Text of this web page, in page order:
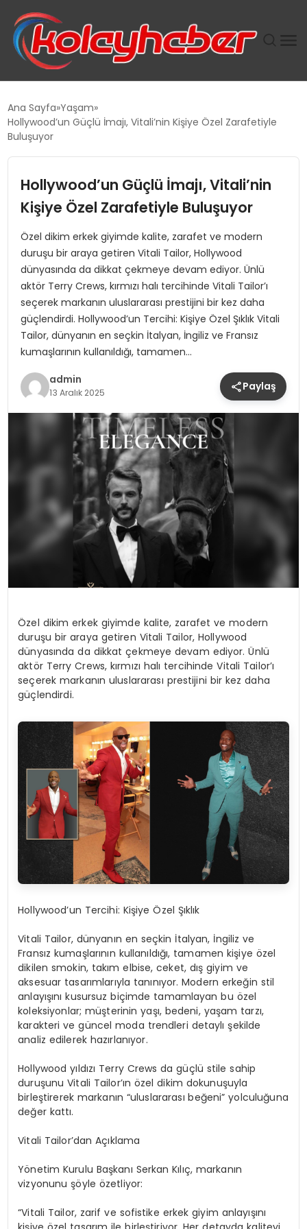
SUWEN’IN İSTIHDAM MODELI EKONOMIDE KADIN
TANYER YAPI ZEMIN MÜHENDISLIĞINDE HEDEF
BÜYÜTTÜ
TOROSLAR’DA PAZAR GERGİNLİĞİ!
Ana Sayfa Yaşam
Hollywood’un Güçlü İmajı, Vitali’nin Kişiye Özel Zarafetiyle
Buluşuyor
Hollywood’un Güçlü İmajı, Vitali’nin
Kişiye Özel Zarafetiyle Buluşuyor
Özel dikim erkek giyimde kalite, zarafet ve modern
duruşu bir araya getiren Vitali Tailor, Hollywood
dünyasında da dikkat çekmeye devam ediyor. Ünlü
aktör Terry Crews, kırmızı halı tercihinde Vitali Tailor’ı
seçerek markanın uluslararası prestijini bir kez daha
güçlendirdi. Hollywood’un Tercihi: Kişiye Özel Şıklık Vitali
Tailor, dünyanın en seçkin İtalyan, İngiliz ve Fransız
kumaşlarının kullanıldığı, tamamen…
admin
13 Aralık 2025 Paylaş
Özel dikim erkek giyimde kalite, zarafet ve modern
duruşu bir araya getiren Vitali Tailor, Hollywood
dünyasında da dikkat çekmeye devam ediyor. Ünlü
aktör TerryCrews, kırmızı halı tercihinde Vitali Tailor’ı
seçerek markanın uluslararası prestijini bir kez daha
güçlendirdi.
Hollywood’un Tercihi: Kişiye Özel Şıklık
Vitali Tailor, dünyanın en seçkin İtalyan, İngiliz ve
Fransız kumaşlarının kullanıldığı, tamamen kişiye özel
dikilen smokin, takım elbise, ceket, dış giyim ve
aksesuar tasarımlarıyla tanınıyor. Modern erkeğin stil
anlayışını kusursuz biçimde tamamlayan bu özel
koleksiyonlar; müşterinin yaşı, bedeni, yaşam tarzı,
karakteri ve güncel moda trendleri detaylı şekilde
analiz edilerek hazırlanıyor.
Hollywood yıldızı Terry Crews da güçlü stile sahip
duruşunu Vitali Tailor’ın özel dikim dokunuşuyla
birleştirerek markanın “uluslararası beğeni” yolculuğuna
değer kattı.
Vitali Tailor’dan Açıklama
Yönetim Kurulu Başkanı Serkan Kılıç, markanın
vizyonunu şöyle özetliyor:
“Vitali Tailor, zarif ve sofistike erkek giyim anlayışını